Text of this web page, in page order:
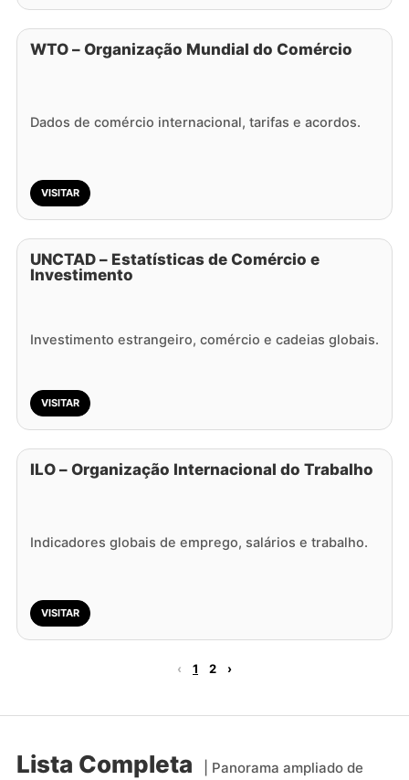
WTO – Organização Mundial do Comércio
Dados de comércio internacional, tarifas e acordos.
VISITAR
UNCTAD – Estatísticas de Comércio e
Investimento
Investimento estrangeiro, comércio e cadeias globais.
VISITAR
ILO – Organização Internacional do Trabalho
Indicadores globais de emprego, salários e trabalho.
VISITAR
‹ 1 2 ›
Lista Completa
| Panorama ampliado de